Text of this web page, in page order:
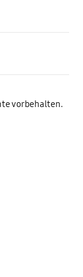
vorbehalten.